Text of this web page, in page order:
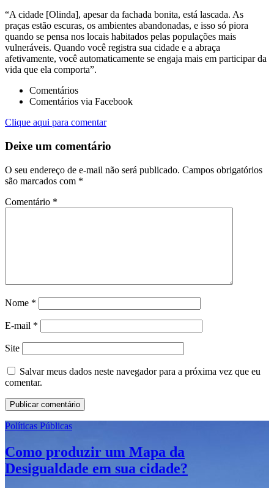
“A cidade [Olinda], apesar da fachada bonita, está lascada. As
praças estão escuras, os ambientes abandonadas, e isso só piora
quando se pensa nos locais habitados pelas populações mais
vulneráveis. Quando você registra sua cidade e a abraça
afetivamente, você automaticamente se engaja mais em participar da
vida que ela comporta”.
Comentários
Comentários via Facebook
Clique aqui para comentar
Deixe um comentário
O seu endereço de e-mail não será publicado. Campos obrigatórios
são marcados com *
Comentário *
Nome *
E-mail *
Site
Salvar meus dados neste navegador para a próxima vez que eu
comentar.
Políticas Públicas
Como produzir um Mapa da
Desigualdade em sua cidade?